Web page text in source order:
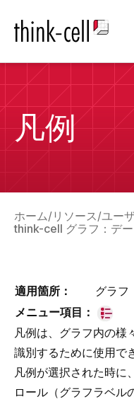
凡例
ホーム リソース ユー
think-cell グラフ：デ
適用箇所：
グラフ
メニュー項目：
凡例は、グラフ内の様
識別するために使用で
凡例が選択された時に
ロール（グラフラベル